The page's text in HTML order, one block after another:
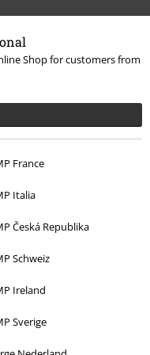
Shop for customers from
France
Italia
Česká Republika
Schweiz
Ireland
Sverige